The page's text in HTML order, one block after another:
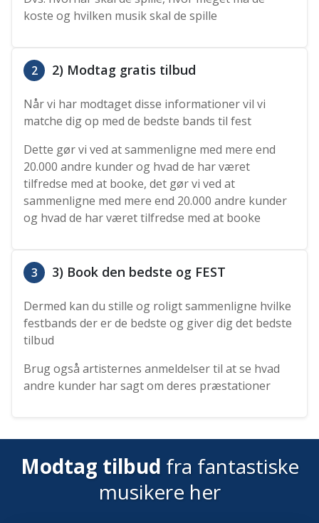
koste og hvilken musik skal de spille
2 2) Modtag gratis tilbud
Når vi har modtaget disse informationer vil vi
matche dig op med de bedste bands til fest
Dette gør vi ved at sammenligne med mere end
20.000 andre kunder og hvad de har været
tilfredse med at booke, det gør vi ved at
sammenligne med mere end 20.000 andre kunder
og hvad de har været tilfredse med at booke
3 3) Book den bedste og FEST
Dermed kan du stille og roligt sammenligne hvilke
festbands der er de bedste og giver dig det bedste
tilbud
Brug også artisternes anmeldelser til at se hvad
andre kunder har sagt om deres præstationer
Modtag tilbud fra fantastiske
musikere her